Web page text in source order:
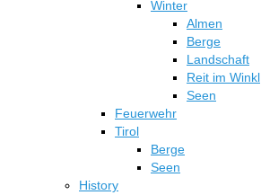
Winter
Almen
Berge
Landschaft
Reit im Winkl
Seen
Feuerwehr
Tirol
Berge
Seen
History